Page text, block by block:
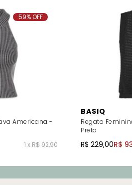
Americana -
1 x R$ 92,90
59% OFF
BASIQ
Regata
Preto
R$ 229,00R$